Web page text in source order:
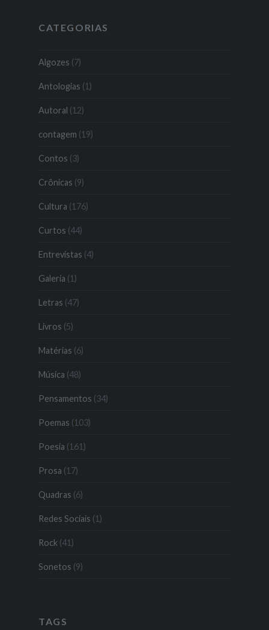
CATEGORIAS
Algozes (7)
Antologias (1)
Autoral (12)
contagem (19)
Contos (3)
Crônicas (9)
Cultura (176)
Curtos (44)
Entrevistas (4)
Galeria (1)
Letras (47)
Livros (5)
Matérias (6)
Música (48)
Pensamentos (34)
Poemas (103)
Poesia (161)
Prosa (17)
Quadras (6)
Redes Sociais (1)
Rock(41)
Sonetos (9)
TAGS